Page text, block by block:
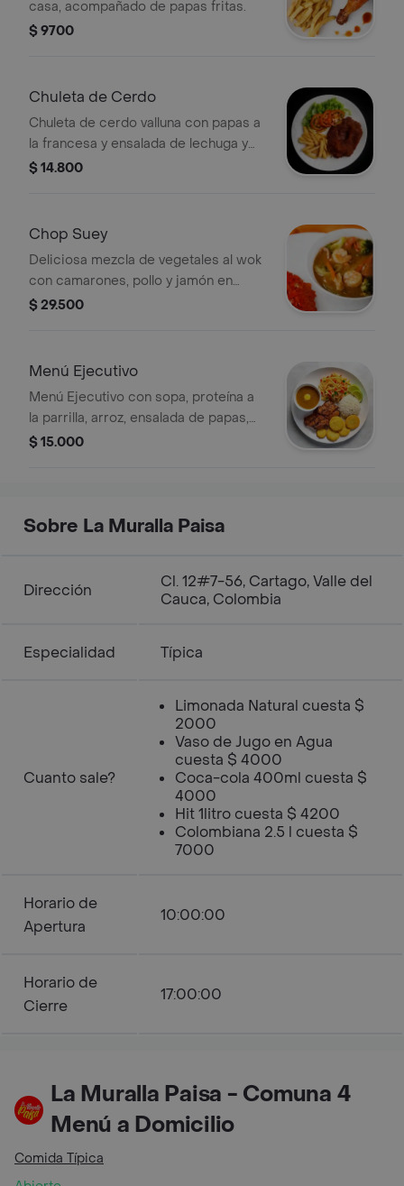
casa, acompañado de papas fritas.
$ 9700
Chuleta de Cerdo
Chuleta de cerdo valluna con papas a
la francesa y ensalada de lechuga y
tomate.
$ 14.800
Chop Suey
Deliciosa mezcla de vegetales al wok
con camarones, pollo y jamón en
salsa de la casa, acompañada con un
$ 29.500
Menú Ejecutivo
Menú Ejecutivo con sopa, proteína a
la parrilla, arroz, ensalada de papas,
tajadas de plátano, arepita y jugo.
$ 15.000
Sobre La Muralla Paisa
Dirección
Cl. 12#7-56, Cartago, Valle del
Cauca, Colombia
Especialidad Típica
Cuanto sale?
Limonada Natural cuesta $
2000
Vaso de Jugo en Agua
cuesta $ 4000
Coca-cola 400ml cuesta $
4000
Hit 1litro cuesta $ 4200
Colombiana 2.5 l cuesta $
7000
Horario de
Apertura
10:00:00
Horario de
Cierre
17:00:00
La Muralla Paisa - Comuna 4
Menú a Domicilio
Comida Típica